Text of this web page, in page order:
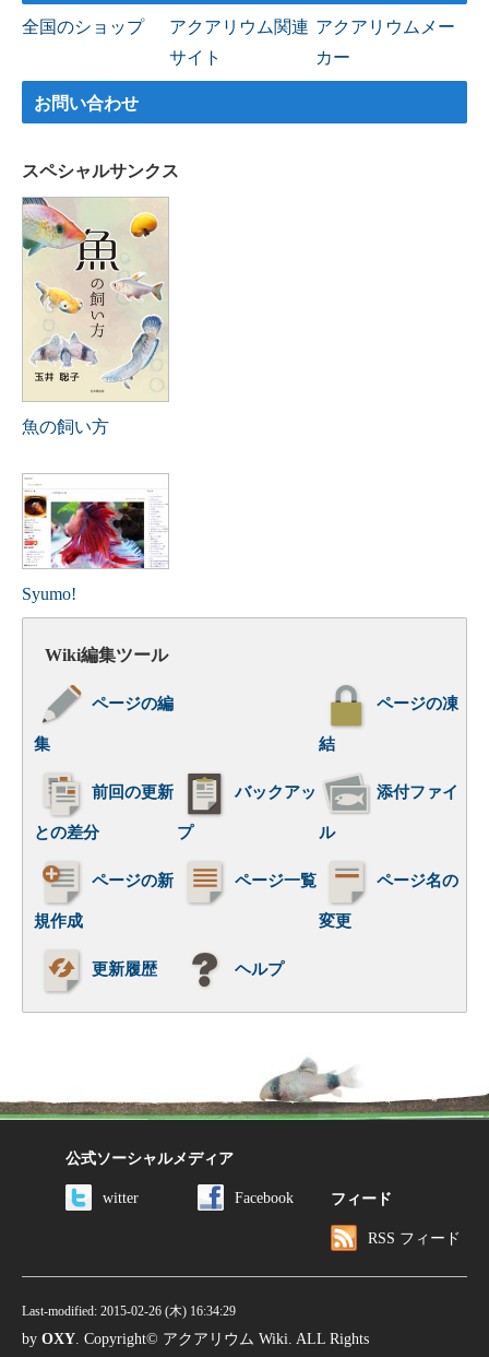
全国のショップ
アクアリウム関連
サイト
アクアリウムメー
カー
お問い合わせ
スペシャルサンクス
魚の飼い方
Syumo!
Wiki編集ツール
ページの編
集
ページの凍
結
前回の更新
との差分
バックアッ
プ
添付ファイ
ル
ページの新
規作成
ページ一覧 ページ名の
変更
更新履歴 ヘルプ
公式ソーシャルメディア
witter Facebook フィード
RSS フィード
Last-modified: 2015-02-26 (木) 16:34:29
by OXY . Copyright© アクアリウム Wiki. ALL Rights